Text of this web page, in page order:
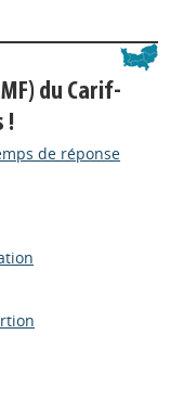
du Carif-
!
de réponse